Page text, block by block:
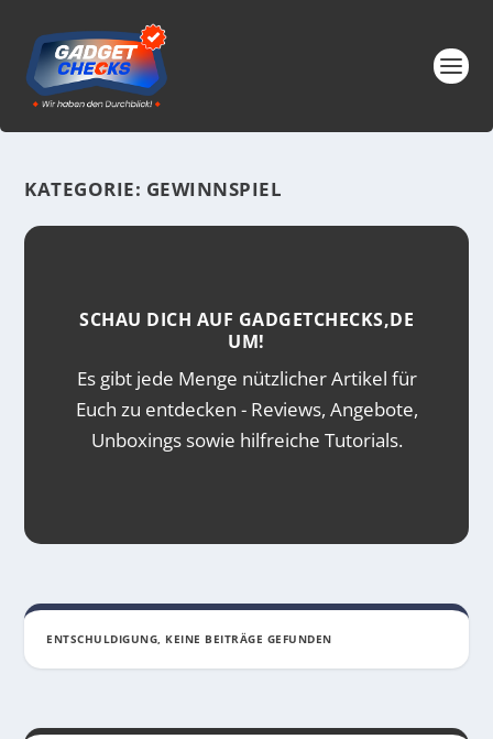
KATEGORIE: GEWINNSPIEL
SCHAU DICH AUF GADGETCHECKS,DE
UM!
Es gibt jede Menge nützlicher Artikel für
Euch zu entdecken - Reviews, Angebote,
Unboxings sowie hilfreiche Tutorials.
ENTSCHULDIGUNG, KEINE BEITRÄGE GEFUNDEN